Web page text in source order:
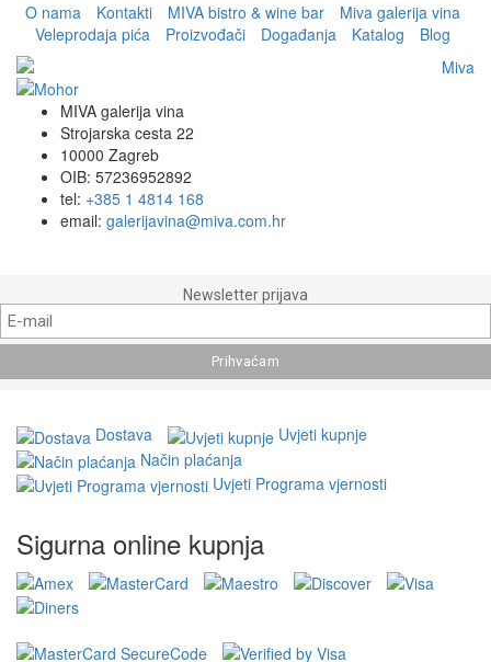
O nama
Kontakti MIVA bistro & wine bar
Miva galerija vina
Veleprodaja pića
Proizvođači Događanja Katalog Blog
MIVA galerija vina
Strojarska cesta 22
10000 Zagreb
OIB: 57236952892
tel: +385 1 4814 168
email: galerijavina@miva.com.hr
Newsletter prijava
Dostava
Uvjeti kupnje
Način plaćanja
Uvjeti Programa vjernosti
Sigurna online kupnja